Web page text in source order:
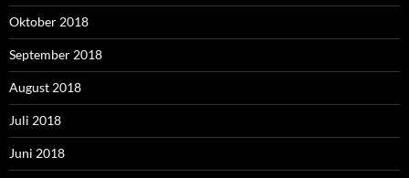
Oktober 2018
September 2018
August 2018
Juli 2018
Juni 2018